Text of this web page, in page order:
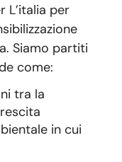
L’italia per
Siamo partiti
come:
tra la
in cui